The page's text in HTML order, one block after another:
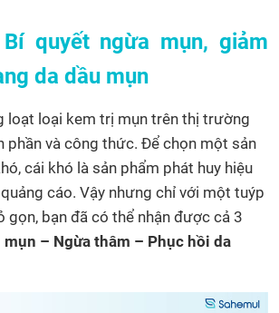
quyết ngừa mụn, giảm
da dầu mụn
loạt loại kem trị mụn trên thị trường
phần và công thức. Để chọn một sản
cái khó là sản phẩm phát huy hiệu
cáo. Vậy nhưng chỉ với một tuýp
gọn, bạn đã có thể nhận được cả 3
mụn – Ngừa thâm – Phục hồi da